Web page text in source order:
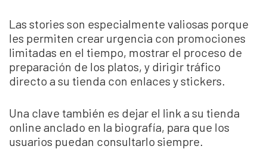
Las stories son especialmente valiosas porque
les permiten crear urgencia con promociones
limitadas en el tiempo, mostrar el proceso de
preparación de los platos, y dirigir tráfico
directo a su tienda con enlaces y stickers.
Una clave también es dejar el link a su tienda
online anclado en la biografía, para que los
usuarios puedan consultarlo siempre.